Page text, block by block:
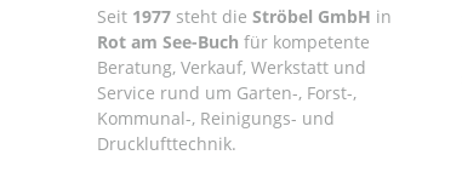
Seit 1977 steht die Ströbel GmbH in
Rot am See-Buch für kompetente
Beratung, Verkauf, Werkstatt und
Service rund um Garten-, Forst-,
Kommunal-, Reinigungs- und
Drucklufttechnik.